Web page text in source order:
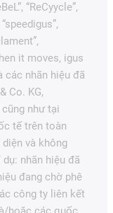
“ReCyycle”,
it moves, igus
các nhãn hiệu đã
Co. KG,
như tại
tế trên toàn
và không
nhãn hiệu đã
đang chờ phê
công ty liên kết